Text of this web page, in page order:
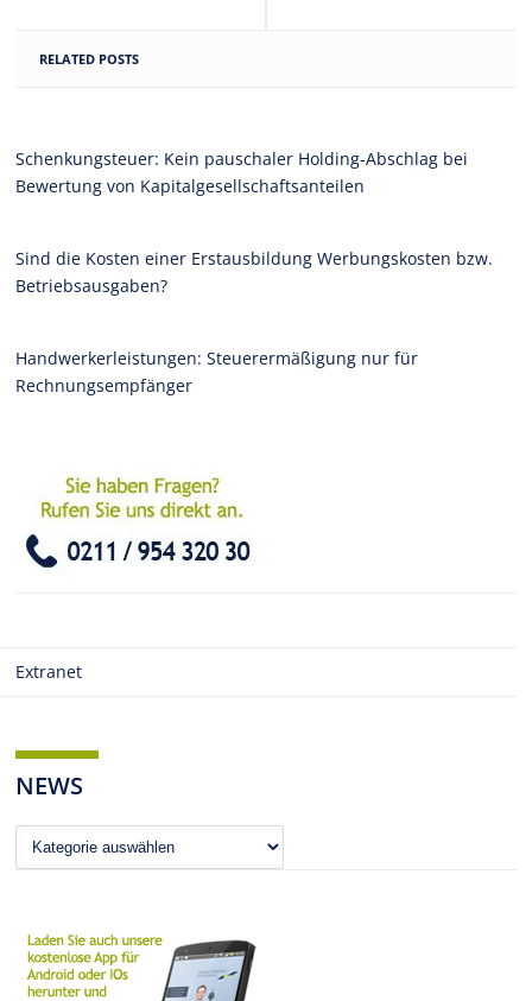
RELATED POSTS
Schenkungsteuer: Kein pauschaler Holding-Abschlag bei
Bewertung von Kapitalgesellschaftsanteilen
Sind die Kosten einer Erstausbildung Werbungskosten bzw.
Betriebsausgaben?
Handwerkerleistungen: Steuerermäßigung nur für
Rechnungsempfänger
Extranet
NEWS
News